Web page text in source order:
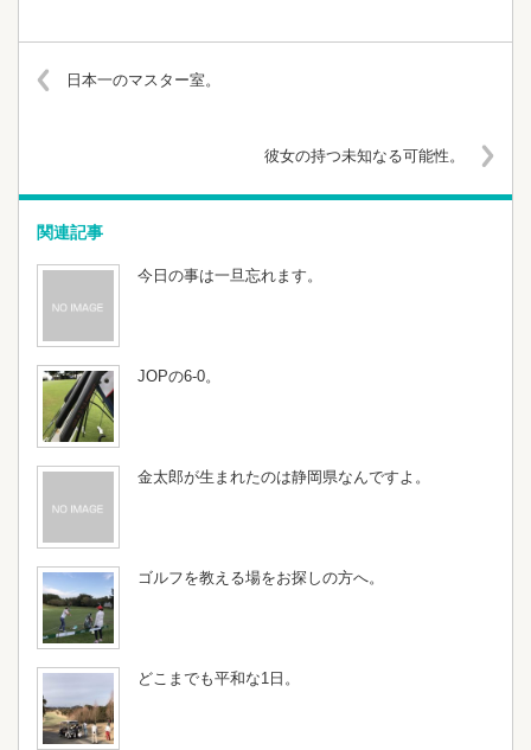
日本一のマスター室。
彼女の持つ未知なる可能性。
関連記事
今日の事は一旦忘れます。
JOPの6-0。
金太郎が生まれたのは静岡県なんですよ。
ゴルフを教える場をお探しの方へ。
どこまでも平和な1日。